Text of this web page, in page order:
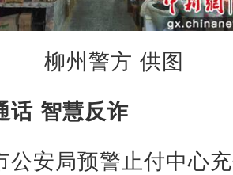
柳州警方 供图
话 智慧反诈
安局预警止付中心